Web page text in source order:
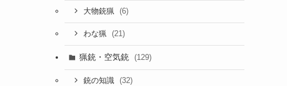
大物銃猟 (6)
わな猟 (21)
猟銃・空気銃 (129)
銃の知識 (32)